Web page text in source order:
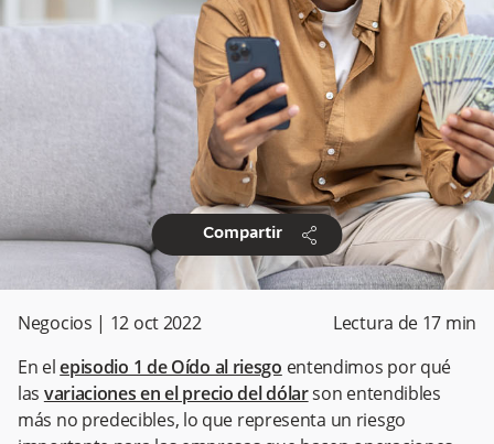
Compartir share
Negocios | 12 oct 2022 Lectura de 17 min
En elepisodio 1 de Oído al riesgo entendimos por qué
las variaciones en el precio del dólarson entendibles
más no predecibles, lo que representa un riesgo